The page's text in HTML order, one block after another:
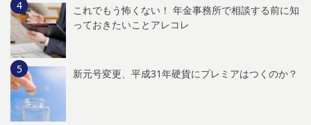
これでもう怖くない！ 年金事務所で相談する前に知
っておきたいことアレコレ
新元号変更、平成31年硬貨にプレミアはつくのか？